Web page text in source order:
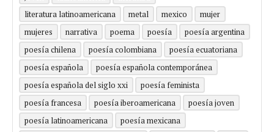
literatura latinoamericana
metal mexico
mujer
mujeres
narrativa poema poesía
poesía argentina
poesía chilena
poesía colombiana
poesía ecuatoriana
poesía española
poesía española contemporánea
poesía española del siglo xxi
poesía feminista
poesía francesa
poesía iberoamericana
poesía joven
poesía latinoamericana
poesía mexicana